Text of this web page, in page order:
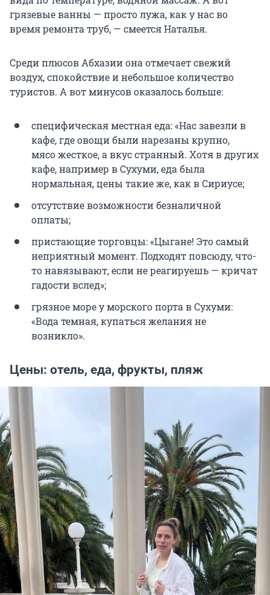
грязевые ванны — просто лужа, как у нас во
время ремонта труб, — смеется Наталья.
Среди плюсов Абхазии она отмечает свежий
воздух, спокойствие и небольшое количество
туристов. А вот минусов оказалось больше:
специфическая местная еда: «Нас завезли в
кафе, где овощи были нарезаны крупно,
мясо жесткое, а вкус странный. Хотя в других
кафе, например в Сухуми, еда была
нормальная, цены такие же, как в Сириусе;
отсутствие возможности безналичной
оплаты;
пристающие торговцы: «Цыгане! Это самый
неприятный момент. Подходят повсюду, что-
то навязывают, если не реагируешь — кричат
гадости вслед»;
грязное море у морского порта в Сухуми:
«Вода темная, купаться желания не
возникло».
Цены: отель, еда, фрукты, пляж